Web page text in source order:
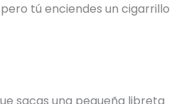
tú enciendes un cigarrillo
sacas una pequeña libreta